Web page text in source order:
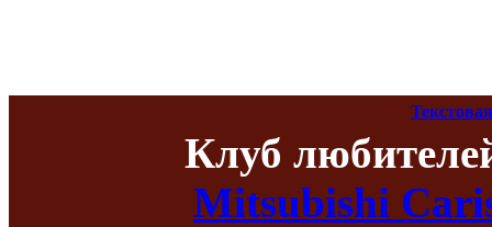
Клуб
Mitsubishi